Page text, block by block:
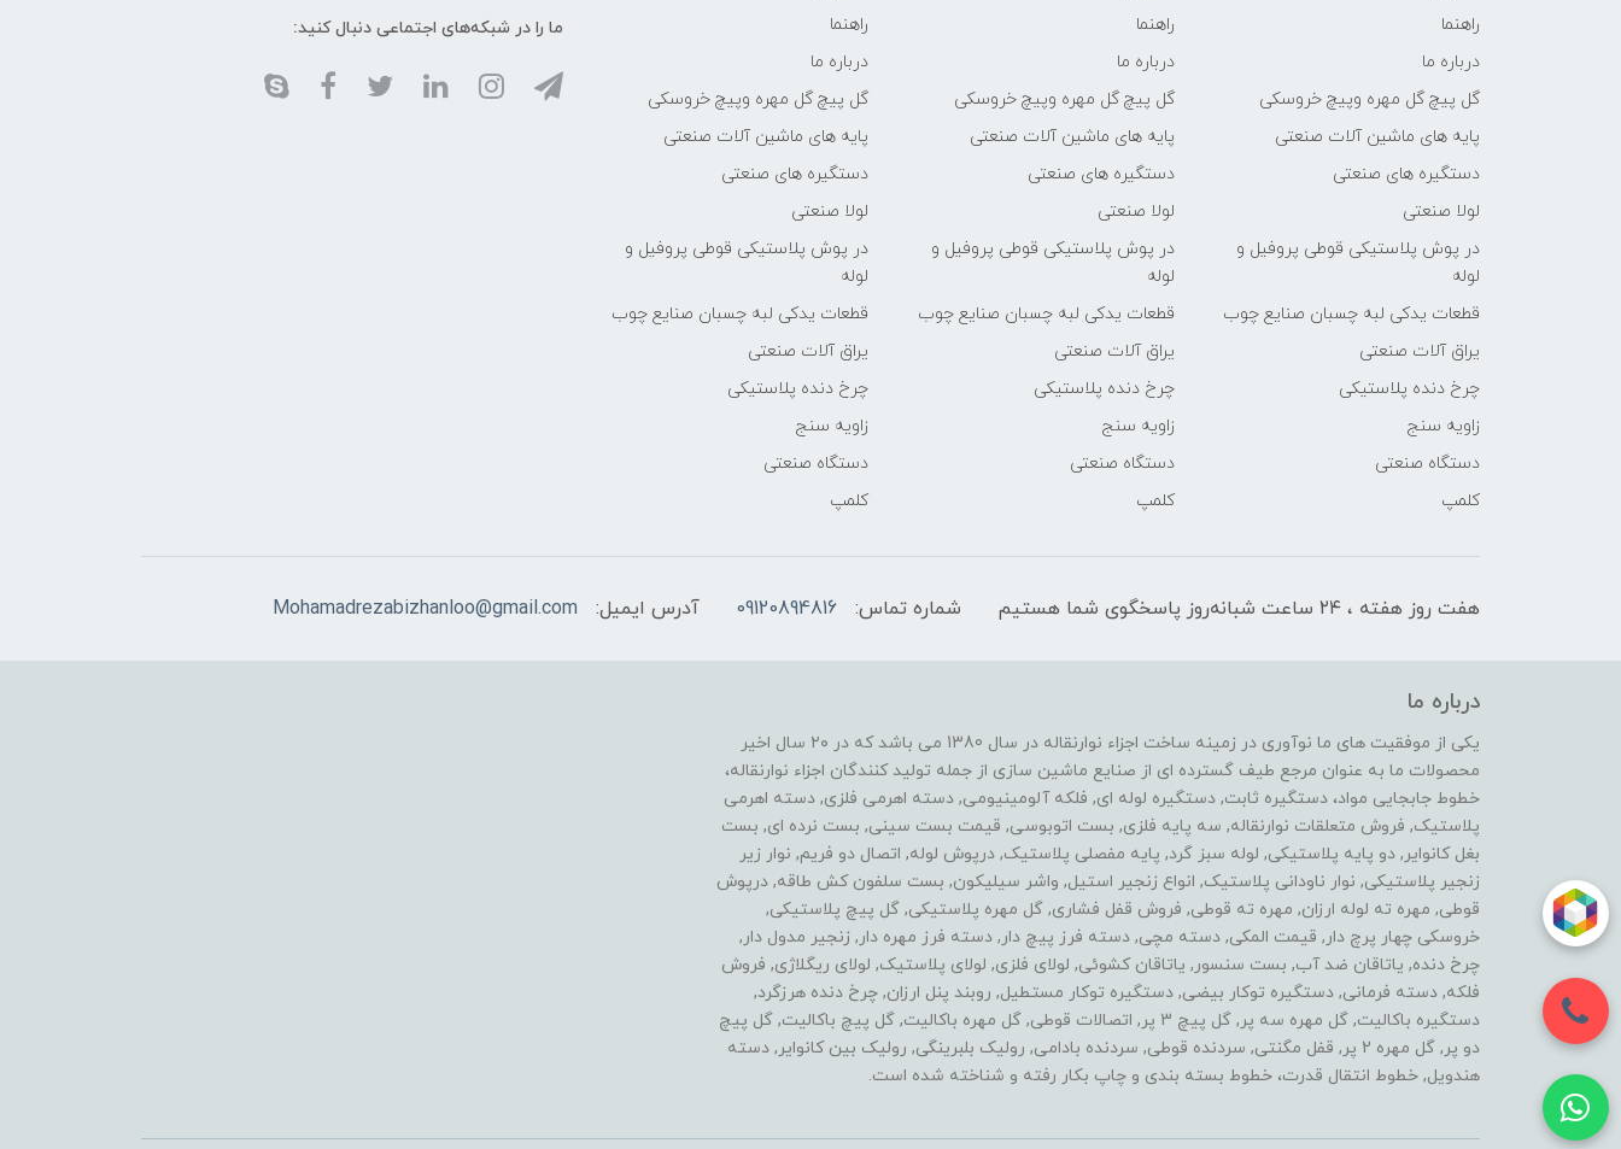
راهنما
درباره ما
گل پیچ گل مهره وپیچ خروسکی
پایه های ماشین آلات صنعتی
دستگیره های صنعتی
لولا صنعتی
در پوش پلاستیکی قوطی پروفیل و
لوله
قطعات یدکی لبه چسبان صنایع چوب
یراق آلات صنعتی
چرخ دنده پلاستیکی
زاویه سنج
دستگاه صنعتی
کلمپ
راهنما
درباره ما
گل پیچ گل مهره وپیچ خروسکی
پایه های ماشین آلات صنعتی
دستگیره های صنعتی
لولا صنعتی
در پوش پلاستیکی قوطی پروفیل و
لوله
قطعات یدکی لبه چسبان صنایع چوب
یراق آلات صنعتی
چرخ دنده پلاستیکی
زاویه سنج
دستگاه صنعتی
کلمپ
راهنما
درباره ما
گل پیچ گل مهره وپیچ خروسکی
پایه های ماشین آلات صنعتی
دستگیره های صنعتی
لولا صنعتی
در پوش پلاستیکی قوطی پروفیل و
لوله
قطعات یدکی لبه چسبان صنایع چوب
یراق آلات صنعتی
چرخ دنده پلاستیکی
زاویه سنج
دستگاه صنعتی
کلمپ
ما را در شبکه‌های اجتماعی دنبال کنید:
هفت روز هفته ، ۲۴ ساعت شبانه‌روز پاسخگوی شما هستیم شماره تماس: 09120894816 آدرس ایمیل: Mohamadrezabizhanloo@gmail.com
درباره ما
یکی از موفقیت های ما نوآوری در زمینه ساخت اجزاء نوارنقاله در سال 1380 می باشد که در ۲۰ سال اخیر
محصولات ما به عنوان مرجع طیف گسترده ای از صنایع ماشین سازی از جمله تولید کنندگان اجزاء نوارنقاله،
خطوط جابجایی مواد، دستگیره ثابت, دستگیره لوله ای, فلکه آلومینیومی, دسته اهرمی فلزی, دسته اهرمی
پلاستیک, فروش متعلقات نوارنقاله, سه پایه فلزی, بست اتوبوسی, قیمت بست سینی, بست نرده ای, بست
بغل کانوایر, دو پایه پلاستیکی, لوله سبز گرد, پایه مفصلی پلاستیک, درپوش لوله, اتصال دو فریم, نوار زیر
زنجیر پلاستیکی, نوار ناودانی پلاستیک, انواع زنجیر استیل, واشر سیلیکون, بست سلفون کش طاقه, درپوش
قوطی, مهره ته لوله ارزان, مهره ته قوطی, فروش قفل فشاری, گل مهره پلاستیکی, گل پیچ پلاستیکی,
خروسکی چهار پرچ دار, قیمت المکی, دسته مچی, دسته فرز پیچ دار, دسته فرز مهره دار, زنجیر مدول دار,
چرخ دنده, یاتاقان ضد آب, بست سنسور, یاتاقان کشوئی, لولای فلزی, لولای پلاستیک, لولای ریگلاژی, فروش
فلکه, دسته فرمانی, دستگیره توکار بیضی, دستگیره توکار مستطیل, روبند پنل ارزان, چرخ دنده هرزگرد,
دستگیره باکالیت, گل مهره سه پر, گل پیچ 3 پر, اتصالات قوطی, گل مهره باکالیت, گل پیچ باکالیت, گل پیچ
دو پر, گل مهره 2 پر, قفل مگنتی, سردنده قوطی, سردنده بادامی, رولیک بلبرینگی, رولیک بین کانوایر, دسته
هندویل, خطوط انتقال قدرت، خطوط بسته بندی و چاپ بکار رفته و شناخته شده است.